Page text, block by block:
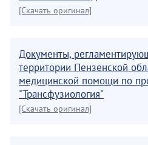
[Скачать оригинал]
Документы,
территории Пензенской
медицинской помощи по
"Трансфузиология"
[Скачать оригинал]